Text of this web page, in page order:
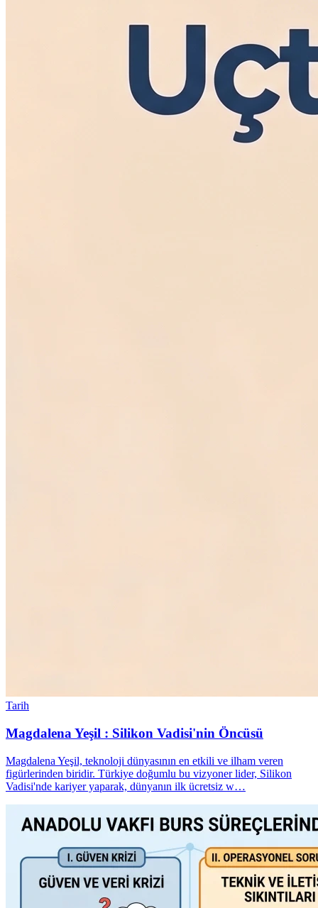
Tarih
Magdalena Yeşil : Silikon Vadisi'nin Öncüsü
Magdalena Yeşil, teknoloji dünyasının en etkili ve ilham veren
figürlerinden biridir. Türkiye doğumlu bu vizyoner lider, Silikon
Vadisi'nde kariyer yaparak, dünyanın ilk ücretsiz w…